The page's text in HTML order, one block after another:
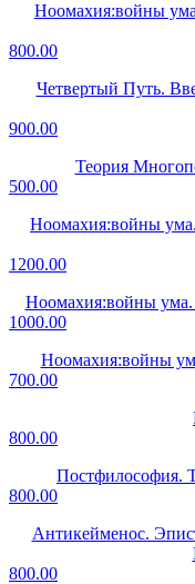
Ноомахия:войны
800.00
Четвертый Путь.
900.00
Теория
500.00
Ноомахия:войны
1200.00
Ноомахия:войны ума.
1000.00
Ноомахия:войны
700.00
800.00
Постфилософия.
800.00
Антикейменос.
800.00